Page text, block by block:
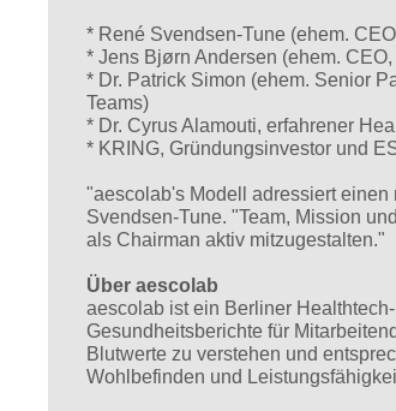
* René Svendsen-Tune (ehem.
* Jens Bjørn Andersen (ehem.
* Dr. Patrick Simon (ehem. Senior
Teams)
* Dr. Cyrus Alamouti, erfahrener
* KRING, Gründungsinvestor und
"aescolab's Modell adressiert
Svendsen-Tune. "Team, Mission
als Chairman aktiv mitzugestalten."
Über aescolab
aescolab ist ein Berliner
Gesundheitsberichte für
Blutwerte zu verstehen und
Wohlbefinden und